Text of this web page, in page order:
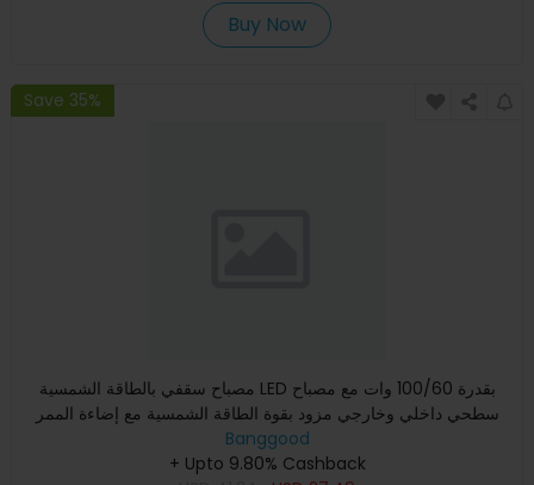
Buy Now
Save 35%
مصباح سقفي بالطاقة الشمسية LED بقدرة 100/60 وات مع مصباح
سطحي داخلي وخارجي مزود بقوة الطاقة الشمسية مع إضاءة الممر
لتزيي
Banggood
+ Upto 9.80% Cashback